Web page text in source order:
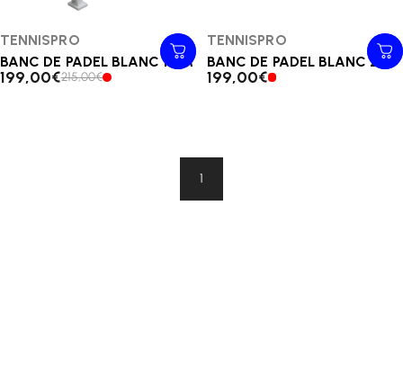
Distributeur:
TENNISPRO
BANC DE PADEL BLANC 1.5M
199,00€215,00€
Distributeur:
TENNISPRO
BANC DE PADEL BLANC 2m
199,00€
1